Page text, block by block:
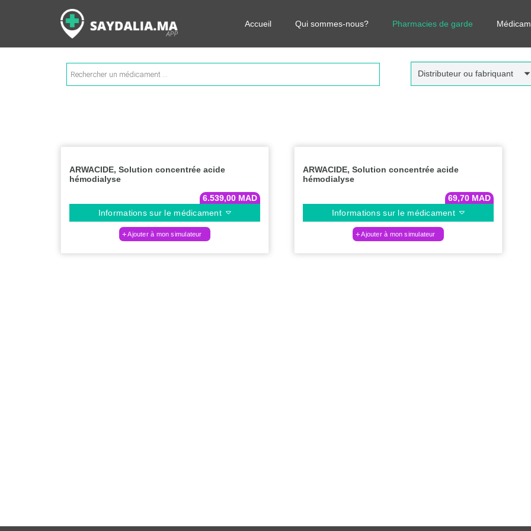
Accueil Qui sommes-nous? Pharmacies de garde
Rechercher les informations sur vos médicaments, leurs prix et estimer ainsi le coût total de votre
Recherche
de
produits
Distributeur ou fabriquant
ARWACIDE, Solution concentrée acide
hémodialyse
6.539,00 MAD
Informations sur le médicament
Ajouter à mon simulateur
ARWACIDE, Solution concentrée acide
hémodialyse
69,70 MAD
Informations sur le médicament
Ajouter à mon simulateur